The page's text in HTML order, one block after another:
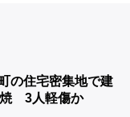
の住宅密集地で建
焼 3人軽傷か